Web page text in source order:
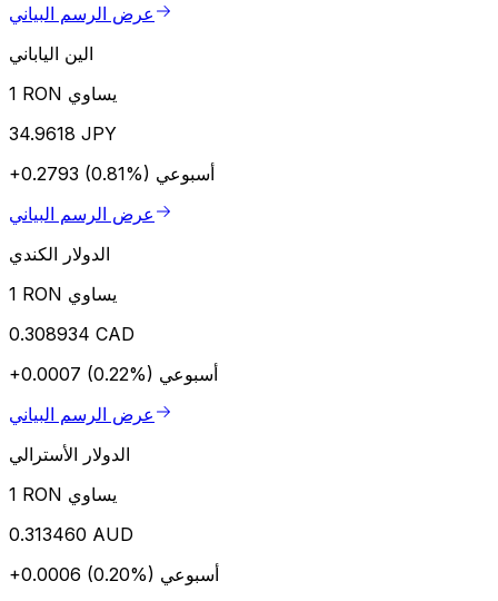
عرض الرسم البياني
الين الياباني
1 RON يساوي
34.9618 JPY
+0.2793 (0.81%) أسبوعي
عرض الرسم البياني
الدولار الكندي
1 RON يساوي
0.308934 CAD
+0.0007 (0.22%) أسبوعي
عرض الرسم البياني
الدولار الأسترالي
1 RON يساوي
0.313460 AUD
+0.0006 (0.20%) أسبوعي